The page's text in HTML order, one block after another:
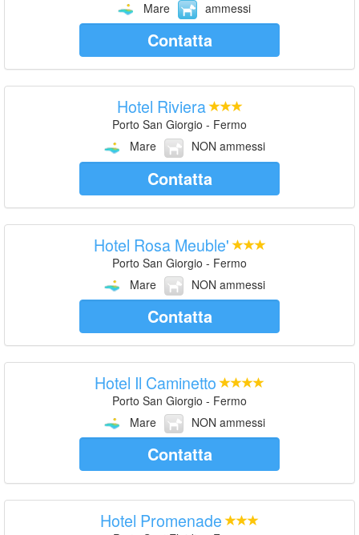
Mare
ammessi
Contatta
Hotel Riviera
Porto San Giorgio - Fermo
Mare
NON ammessi
Contatta
Hotel Rosa Meuble'
Porto San Giorgio - Fermo
Mare
NON ammessi
Contatta
Hotel Il Caminetto
Porto San Giorgio - Fermo
Mare
NON ammessi
Contatta
Hotel Promenade